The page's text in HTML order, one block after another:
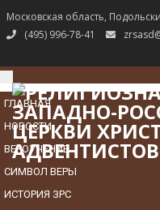
Московская область,
(495) 996-78-41
TOGGLE
NAVIGATION
ГЛАВНАЯ
НОВОСТИ
ВЕРОУЧЕНИЕ
СИМВОЛ ВЕРЫ
ИСТОРИЯ ЗРС